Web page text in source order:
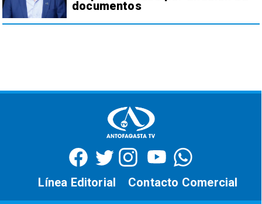
documentos
Contacto Comercial
Línea Editorial